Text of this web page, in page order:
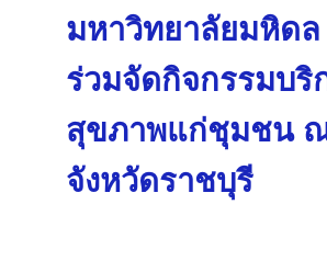
มหาวิทยาลัยมหิดล
ร่วมจัดกิจกรรมบริ
สุขภาพแก่ชุมชน
จังหวัดราชบุรี